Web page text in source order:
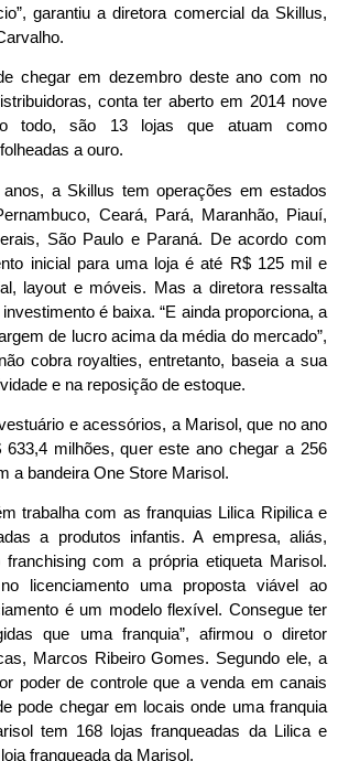
garantiu a diretora comercial da Skillus,
chegar em dezembro deste ano com no
conta ter aberto em 2014 nove
todo, são 13 lojas que atuam como
a ouro.
a Skillus tem operações em estados
Ceará, Pará, Maranhão, Piauí,
São Paulo e Paraná. De acordo com
inicial para uma loja é até R$ 125 mil e
layout e móveis. Mas a diretora ressalta
é baixa. “E ainda proporciona, a
de lucro acima da média do mercado”,
cobra royalties, entretanto, baseia a sua
e na reposição de estoque.
e acessórios, a Marisol, que no ano
633,4 milhões, quer este ano chegar a 256
a bandeira One Store Marisol.
trabalha com as franquias Lilica Ripilica e
a produtos infantis. A empresa, aliás,
com a própria etiqueta Marisol.
licenciamento uma proposta viável ao
é um modelo flexível. Consegue ter
que uma franquia”, afirmou o diretor
Marcos Ribeiro Gomes. Segundo ele, a
poder de controle que a venda em canais
pode chegar em locais onde uma franquia
tem 168 lojas franqueadas da Lilica e
franqueada da Marisol.